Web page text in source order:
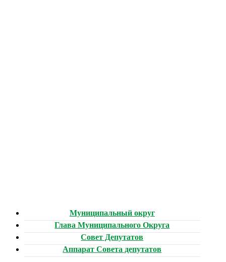
Муниципальный округ
Глава Муниципального Округа
Совет Депутатов
Аппарат Совета депутатов